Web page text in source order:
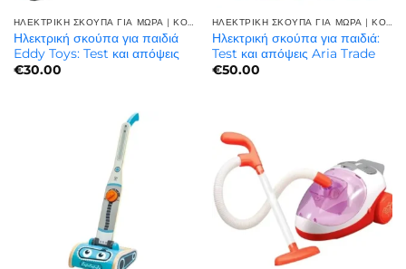
ΗΛΕΚΤΡΙΚΗ ΣΚΟΥΠΑ ΓΙΑ ΜΩΡΑ | ΚΟΡΥΦΑΊΑ ΠΟΙΌΤΗΤΑ
Ηλεκτρική σκούπα για παιδιά
Eddy Toys: Test και απόψεις
€30.00
ΗΛΕΚΤΡΙΚΗ ΣΚΟΥΠΑ ΓΙΑ ΜΩΡΑ | ΚΟΡΥΦΑΊΑ ΠΟΙΌΤΗΤΑ
Ηλεκτρική σκούπα για παιδιά:
Test και απόψεις Aria Trade
€50.00